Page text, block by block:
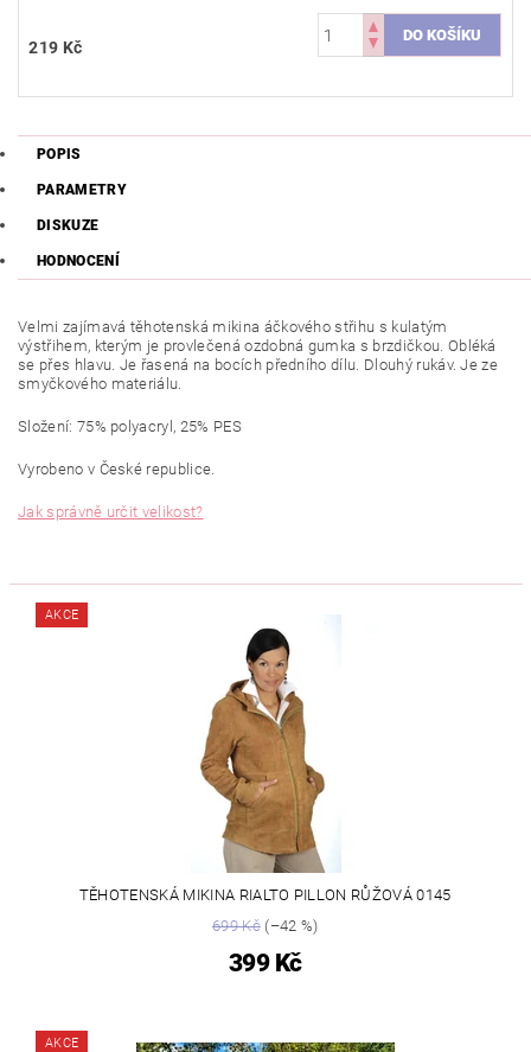
219 Kč
POPIS
PARAMETRY
DISKUZE
HODNOCENÍ
Velmi zajímavá těhotenská mikina áčkového střihu s kulatým
výstřihem, kterým je provlečená ozdobná gumka s brzdičkou. Obléká
se přes hlavu. Je řasená na bocích předního dílu. Dlouhý rukáv. Je ze
smyčkového materiálu.
Složení: 75% polyacryl, 25% PES
Vyrobeno v České republice.
Jak správně určit velikost?
AKCE
TĚHOTENSKÁ MIKINA RIALTO PILLON RŮŽOVÁ 0145
699 Kč(–42 %)
399 Kč
AKCE